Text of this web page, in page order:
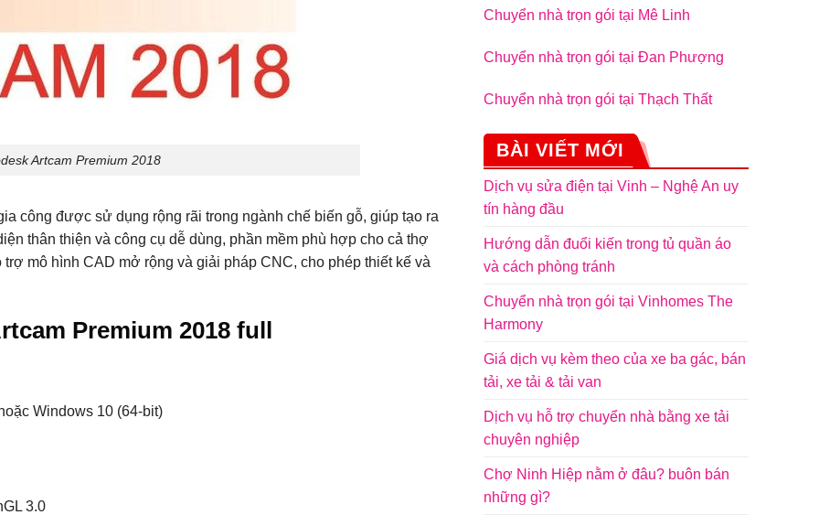
Artcam Premium 2018
công được sử dụng rộng rãi trong ngành chế biến gỗ, giúp tạo ra
thân thiện và công cụ dễ dùng, phần mềm phù hợp cho cả thợ
mô hình CAD mở rộng và giải pháp CNC, cho phép thiết kế và
Premium 2018 full
Windows 10 (64-bit)
3.0
Chuyển nhà trọn gói tại Mê Linh
Chuyển nhà trọn gói tại Đan Phượng
Chuyển nhà trọn gói tại Thạch Thất
BÀI VIẾT MỚI
Dịch vụ sửa điện tại Vinh – Nghệ An uy
tín hàng đầu
Hướng dẫn đuổi kiến trong tủ quần áo
và cách phòng tránh
Chuyển nhà trọn gói tại Vinhomes The
Harmony
Giá dịch vụ kèm theo của xe ba gác, bán
tải, xe tải & tải van
Dịch vụ hỗ trợ chuyển nhà bằng xe tải
chuyên nghiệp
Chợ Ninh Hiệp nằm ở đâu? buôn bán
những gì?